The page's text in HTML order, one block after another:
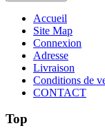
Accueil
Site Map
Connexion
Adresse
Livraison
Conditions de
CONTACT
Top